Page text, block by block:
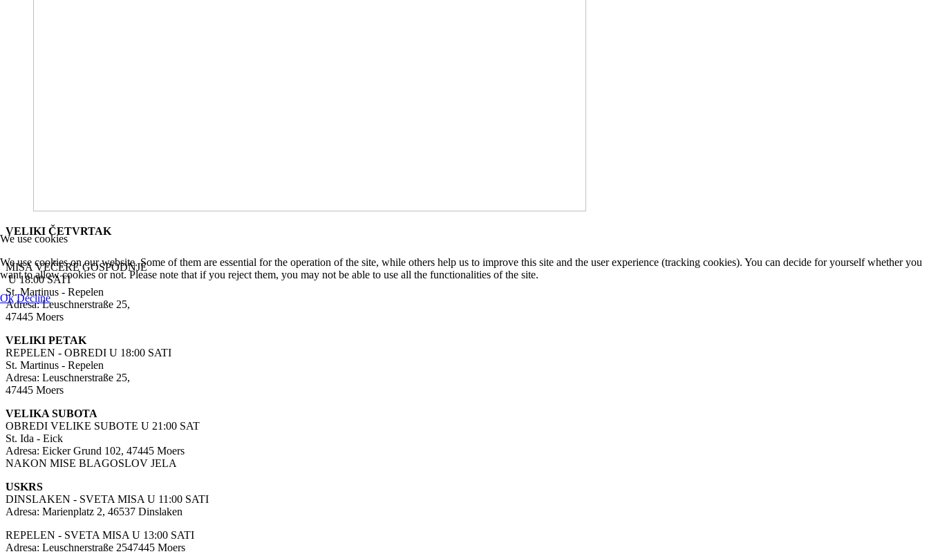
VELIKI ČETVRTAK
MISA VEČERE GOSPODNJE
U 18:00 SATI
St. Martinus - Repelen
Adresa: Leuschnerstraße 25,
47445 Moers
VELIKI PETAK
REPELEN - OBREDI U 18:00 SATI
St. Martinus - Repelen
Adresa: Leuschnerstraße 25,
47445 Moers
VELIKA SUBOTA
OBREDI VELIKE SUBOTE U 21:00 SAT
St. Ida - Eick
Adresa: Eicker Grund 102, 47445 Moers
NAKON MISE BLAGOSLOV JELA
USKRS
DINSLAKEN - SVETA MISA U 11:00 SATI
Adresa: Marienplatz 2, 46537 Dinslaken
REPELEN - SVETA MISA U 13:00 SATI
Adresa: Leuschnerstraße 2547445 Moers
We use cookies
We use cookies on our website. Some of them are essential for the operation of the site, while others help us to improve this site and the user experience (tracking cookies). You can decide for yourself whether you
want to allow cookies or not. Please note that if you reject them, you may not be able to use all the functionalities of the site.
Ok Decline